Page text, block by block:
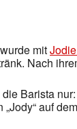
wurde mit
Nach
Barista
auf